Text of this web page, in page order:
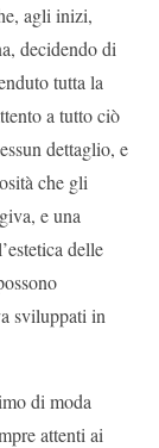
agli inizi,
decidendo di
tutta la
a tutto ciò
dettaglio, e
che gli
e una
delle
sviluppati in
di moda
attenti ai